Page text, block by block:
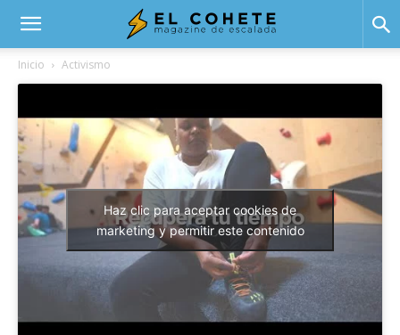
Inicio Activismo
Haz clic para aceptar cookies de
marketing y permitir este contenido